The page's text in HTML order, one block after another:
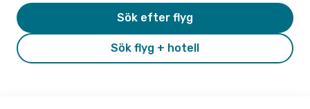
Sök flyg + hotell
Sök efter flyg